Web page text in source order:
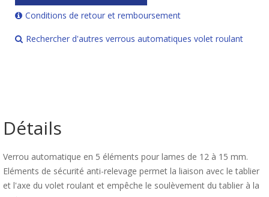
Conditions de retour et remboursement
Rechercher d'autres verrous automatiques volet roulant
Détails
Verrou automatique en 5 éléments pour lames de 12 à 15 mm.
Eléments de sécurité anti-relevage permet la liaison avec le tablier
et l'axe du volet roulant et empêche le soulèvement du tablier à la